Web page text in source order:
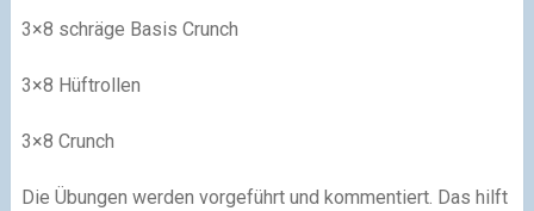
3×8 schräge Basis Crunch
3×8 Hüftrollen
3×8 Crunch
Die Übungen werden vorgeführt und kommentiert. Das hilft